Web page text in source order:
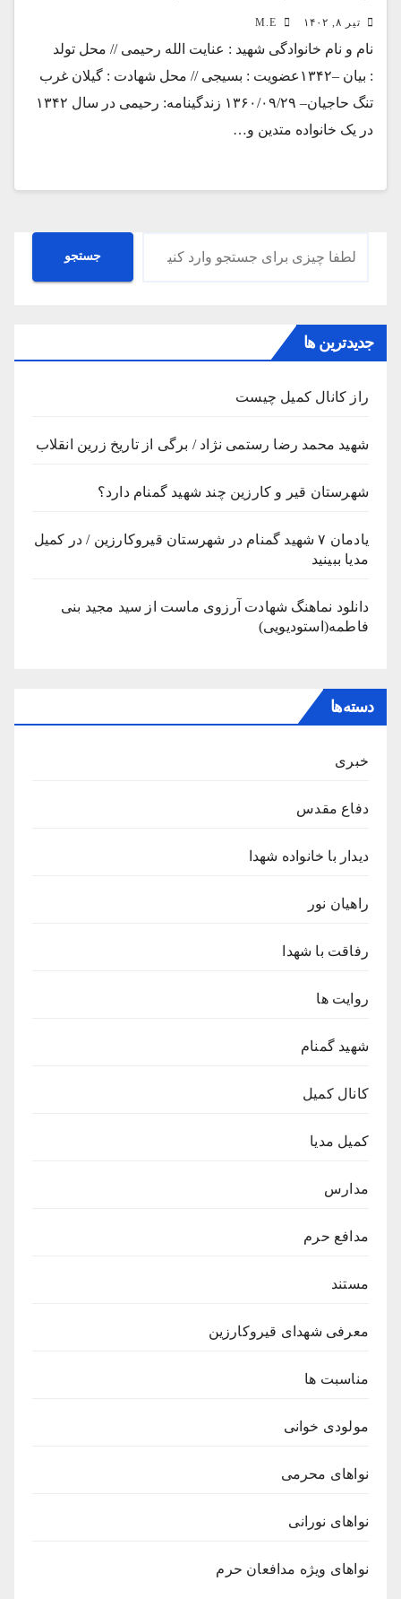
تیر ۸, ۱۴۰۲
نام و نام خانوادگی شهید : عنایت الله رحیمی // محل تولد
: بیان –۱۳۴۲عضویت : بسیجی // محل شهادت : گیلان غرب
تنگ حاجیان– ۱۳۶۰/۰۹/۲۹ زندگینامه: رحیمی در سال ۱۳۴۲
در یک خانواده متدین و…
جستجو جستجو
جدیدترین ها
راز کانال کمیل چیست
شهید محمد رضا رستمی نژاد / برگی از تاریخ زرین انقلاب
شهرستان قیر و کارزین چند شهید گمنام دارد؟
یادمان ۷ شهید گمنام در شهرستان قیروکارزین / در کمیل
مدیا ببینید
دانلود نماهنگ شهادت آرزوی ماست از سید مجید بنی
فاطمه(استودیویی)
دسته‌ها
خبری
دفاع مقدس
دیدار با خانواده شهدا
راهیان نور
رفاقت با شهدا
روایت ها
شهید گمنام
کانال کمیل
کمیل مدیا
مدارس
مدافع حرم
مستند
معرفی شهدای قیروکارزین
مناسبت ها
مولودی خوانی
نواهای محرمی
نواهای نورانی
نواهای ویژه مدافعان حرم